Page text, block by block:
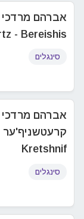
- Bereishis
סינגלים
אברהם מרדכי
Kretshnif
סינגלים